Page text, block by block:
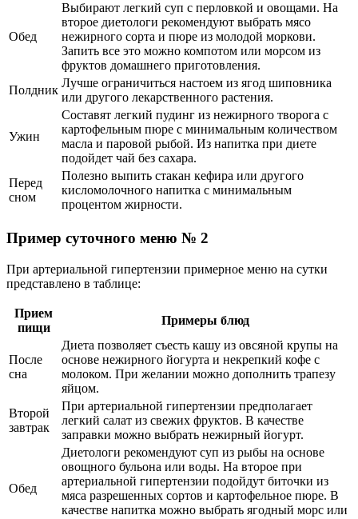
Обед
Выбирают легкий суп с перловкой и овощами. На
второе диетологи рекомендуют выбрать мясо
нежирного сорта и пюре из молодой моркови.
Запить все это можно компотом или морсом из
фруктов домашнего приготовления.
Полдник
Лучше ограничиться настоем из ягод шиповника
или другого лекарственного растения.
Ужин
Составят легкий пудинг из нежирного творога с
картофельным пюре с минимальным количеством
масла и паровой рыбой. Из напитка при диете
подойдет чай без сахара.
Перед
сном
Полезно выпить стакан кефира или другого
кисломолочного напитка с минимальным
процентом жирности.
Пример суточного меню № 2
При артериальной гипертензии примерное меню на сутки
представлено в таблице:
Прием
пищи
Примеры блюд
После
сна
Диета позволяет съесть кашу из овсяной крупы на
основе нежирного йогурта и некрепкий кофе с
молоком. При желании можно дополнить трапезу
яйцом.
Второй
завтрак
При артериальной гипертензии предполагает
легкий салат из свежих фруктов. В качестве
заправки можно выбрать нежирный йогурт.
Обед
Диетологи рекомендуют суп из рыбы на основе
овощного бульона или воды. На второе при
артериальной гипертензии подойдут биточки из
мяса разрешенных сортов и картофельное пюре. В
качестве напитка можно выбрать ягодный морс или